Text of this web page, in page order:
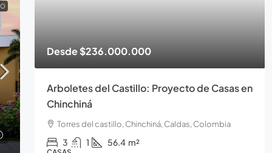
en
Desde$166.000.000
Torres del Castillo Proyecto de
apartamentos en Chinchiná
Torres del castillo, Chinchiná, Caldas, Colombia
2 1 33.7 m²